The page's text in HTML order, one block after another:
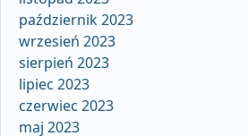
październik 2023
wrzesień 2023
sierpień 2023
lipiec 2023
czerwiec 2023
maj 2023